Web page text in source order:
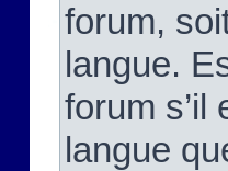
forum,
langue.
forum s’il
langue